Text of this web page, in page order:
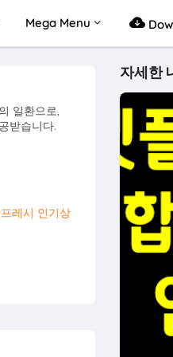
Mega Menu
자세한
일환으로,
받습니다.